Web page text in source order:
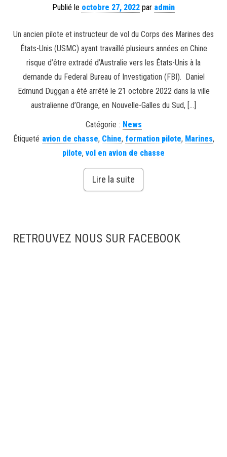
Publié le octobre 27, 2022 par admin
Un ancien pilote et instructeur de vol du Corps des Marines des
États-Unis (USMC) ayant travaillé plusieurs années en Chine
risque d’être extradé d’Australie vers les États-Unis à la
demande du Federal Bureau of Investigation (FBI). Daniel
Edmund Duggan a été arrêté le 21 octobre 2022 dans la ville
australienne d’Orange, en Nouvelle-Galles du Sud, […]
Catégorie : News
Étiqueté avion de chasse, Chine, formation pilote, Marines,
pilote, vol en avion de chasse
Lire la suite
RETROUVEZ NOUS SUR FACEBOOK